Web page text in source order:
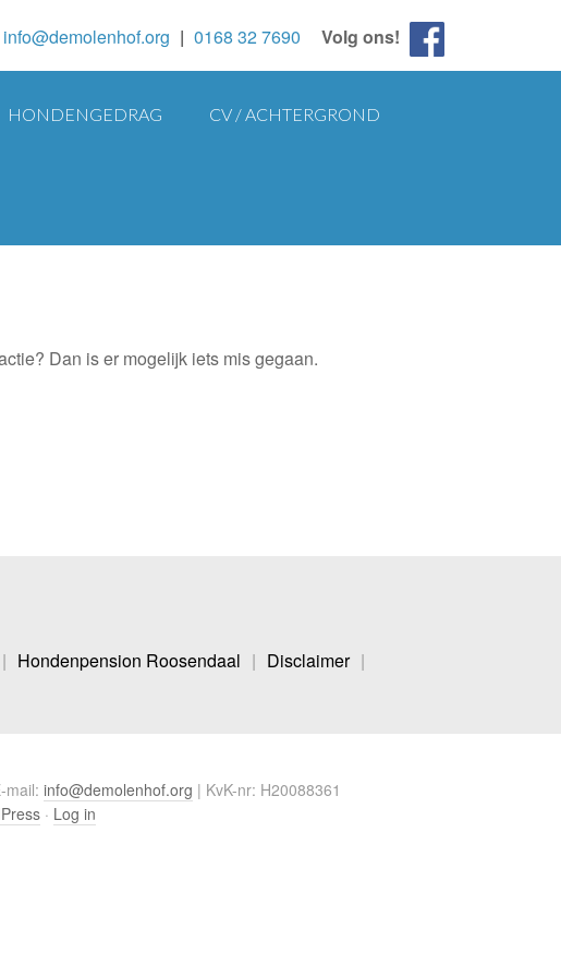
info@demolenhof.org | 0168 32 7690 Volg ons!
HONDENGEDRAG CV / ACHTERGROND
Dan is er mogelijk iets mis gegaan.
Hondenpension Roosendaal
Disclaimer
mail: info@demolenhof.org | KvK-nr: H20088361
· Log in